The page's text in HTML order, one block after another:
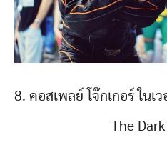
8. คอสเพลย์ โจ๊กเกอร์ ใน
The